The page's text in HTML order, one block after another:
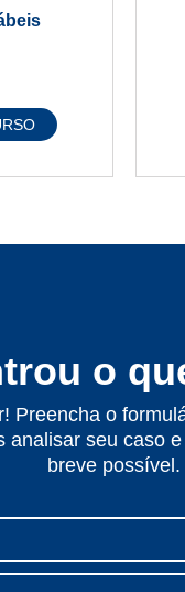
o
Preencha o
analisar seu caso
breve possível.